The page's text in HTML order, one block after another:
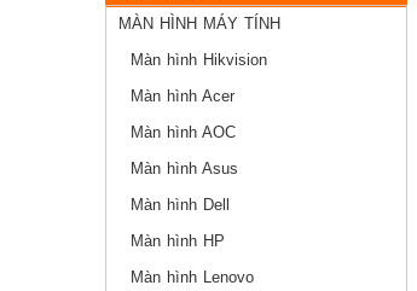
MÀN HÌNH MÁY TÍNH
Màn hình Hikvision
Màn hình Acer
Màn hình AOC
Màn hình Asus
Màn hình Dell
Màn hình HP
Màn hình Lenovo